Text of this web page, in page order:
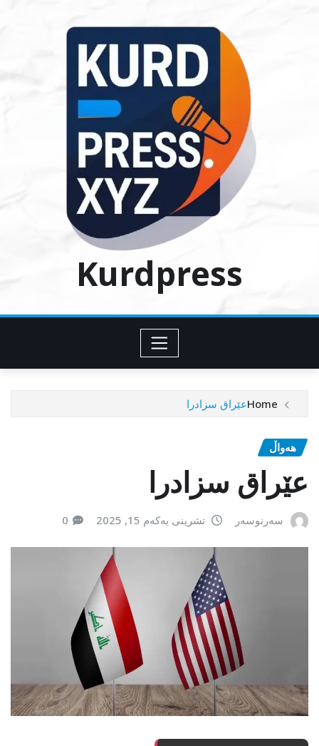
Kurdpress
Homeعێراق سزادرا
هەواڵ
عێراق سزادرا
سەرنوسەر تشرینی یەکەم 15, 2025 0